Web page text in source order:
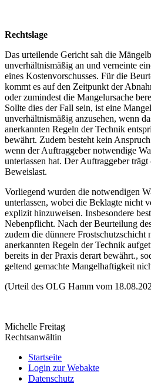
Rechtslage
Das urteilende Gericht sah die
unverhältnismäßig an und verneinte
eines Kostenvorschusses. Für die
kommt es auf den Zeitpunkt der
oder zumindest die Mangelursache
Sollte dies der Fall sein, ist eine
unverhältnismäßig anzusehen, wenn
anerkannten Regeln der Technik
bewährt. Zudem besteht kein
wenn der Auftraggeber notwendige
unterlassen hat. Der Auftraggeber trägt
Beweislast.
Vorliegend wurden die notwendigen
unterlassen, wobei die Beklagte nicht
explizit hinzuweisen. Insbesondere
Nebenpflicht. Nach der Beurteilung
zudem die dünnere Frostschutzschicht
anerkannten Regeln der Technik
bereits in der Praxis derart bewährt.,
geltend gemachte Mangelhaftigkeit
(Urteil des OLG Hamm vom
Michelle Freitag
Rechtsanwältin
Startseite
Login zur Webakte
Datenschutz